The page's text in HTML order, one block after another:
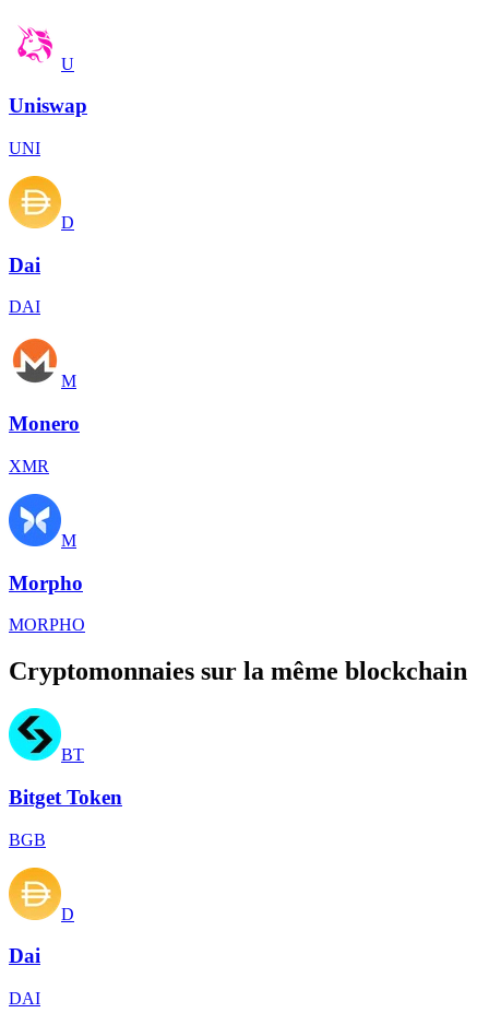
U
Uniswap
UNI
D
Dai
DAI
M
Monero
XMR
M
Morpho
MORPHO
Cryptomonnaies sur la même blockchain
BT
Bitget Token
BGB
D
Dai
DAI